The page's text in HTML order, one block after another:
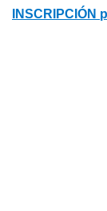
INSCRIPCIÓN